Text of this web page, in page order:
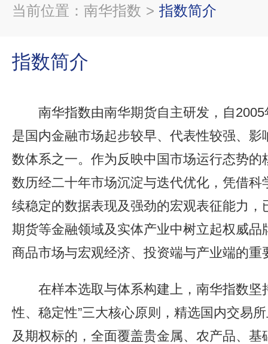
当前位置： 南华指数 > 指数简介
指数简介
南华指数由南华期货自主研发，自
是国内金融市场起步较早、代表性较强、影
数体系之一。作为反映中国市场运行态势的
数历经二十年市场沉淀与迭代优化，凭借科
续稳定的数据表现及强劲的宏观表征能力，
期货等金融领域及实体产业中树立起权威品
商品市场与宏观经济、投资端与产业端的重
在样本选取与体系构建上，南华指数坚
性、稳定性”三大核心原则，精选国内交易
及期权标的，全面覆盖贵金属、农产品、基